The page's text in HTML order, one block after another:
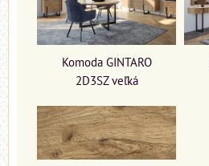
Komoda GINTARO
2D3SZ veľká